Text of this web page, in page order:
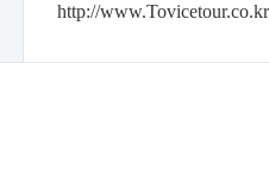
http://www.Tovicetour.co.kr